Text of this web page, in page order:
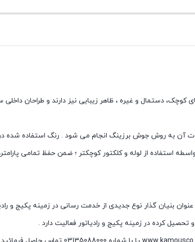
دستمال و غیره ، ظاهر زیبایی نیز دارند و طراحان داخلی
تولید شده از آلومینیوم گروه 6000 می باشد و اتصالات آن به روش جوش برزینگ انجام می شود . رنگ
استفاده از لوله و کلکتور کوچکتر ؛ ضمن حفظ تمامی
کرده در زمینه پکیج و رادیاتور فعالیت دارد .